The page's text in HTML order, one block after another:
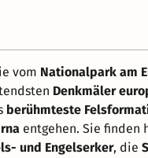
vom Nationalpark am
Denkmäler
berühmteste
entgehen. Sie finden
und Engelserker, die